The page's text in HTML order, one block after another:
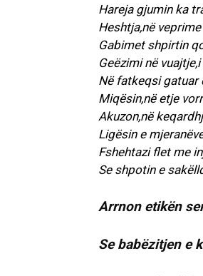
Hareja gjumin ka
Heshtja,në
Gabimet shpirtin
Geëzimi në
Në fatkeqsi gatuar
Miqësin,në etje
Akuzon,në
Ligësin e
Fshehtazi flet me
Se shpotin e
Arrnon etikën
Se babëzitjen e